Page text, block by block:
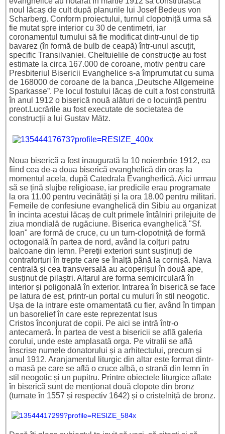
noul lăcaș de cult după planurile lui Josef Bedeus von
Scharberg. Conform proiectului, turnul clopotniță urma să
fie mutat spre interior cu 30 de centimetri, iar
coronamentul turnului să fie modificat dintr-unul de tip
bavarez (în formă de bulb de ceapă) într-unul ascuțit,
specific Transilvaniei. Cheltuielile de construcție au fost
estimate la circa 167.000 de coroane, motiv pentru care
Presbiteriul Bisericii Evanghelice s-a împrumutat cu suma
de 168000 de coroane de la banca „Deutsche Allgemeine
Sparkasse”. Pe locul fostului lăcaș de cult a fost construită
în anul 1912 o biserică nouă alături de o locuință pentru
preot. Lucrările au fost executate de societatea de
construcții a lui Gustav Mätz.
Noua biserică a fost inaugurată la 10 noiembrie 1912, ea
fiind cea de-a doua biserică evanghelică din oraș la
momentul acela, după Catedrala Evangherlică. Aici urmau
să se țină slujbe religioase, iar predicile erau programate
la ora 11.00 pentru vecinătăți și la ora 18.00 pentru militari.
Femeile de confesiune evanghelică din Sibiu au organizat
în incinta acestui lăcaș de cult primele întâlniri prilejuite de
ziua mondială de rugăciune. Biserica evanghelică "Sf.
Ioan" are formă de cruce, cu un turn-clopotniță de formă
octogonală în partea de nord, având la colțuri patru
balcoane din lemn. Pereții exteriori sunt susținuți de
contraforturi în trepte care se înalță până la cornișă. Nava
centrală și cea transversală au acoperișul în două ape,
susținut de pilaștri. Altarul are forma semicirculară în
interior și poligonală în exterior. Intrarea în biserică se face
pe latura de est, printr-un portal cu muluri în stil neogotic.
Ușa de la intrare este ornamentată cu fier, având în timpan
un basorelief în care este reprezentat Isus
Cristos înconjurat de copii. Pe aici se intră într-o
antecameră. În partea de vest a bisericii se află galeria
corului, unde este amplasată orga. Pe vitralii se află
înscrise numele donatorului și a arhitectului, precum și
anul 1912. Aranjamentul liturgic din altar este format dintr-
o masă pe care se află o cruce albă, o strană din lemn în
stil neogotic și un pupitru. Printre obiectele liturgice aflate
în biserică sunt de menționat două clopote din bronz
(turnate în 1557 și respectiv 1642) și o cristelniță de bronz.